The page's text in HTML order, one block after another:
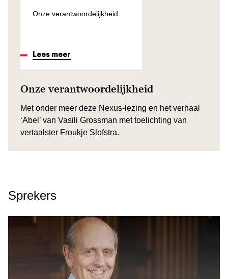
Onze verantwoordelijkheid
Lees meer
Onze verantwoordelijkheid
Met onder meer deze Nexus-lezing en het verhaal
‘Abel’ van Vasili Grossman met toelichting van
vertaalster Froukje Slofstra.
Sprekers